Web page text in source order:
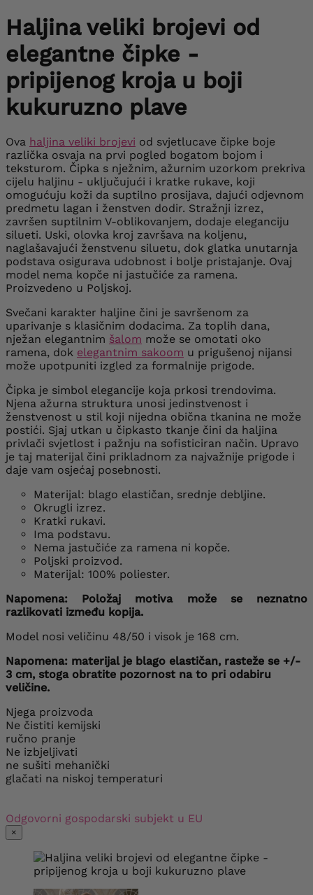
Haljina veliki brojevi od
elegantne čipke -
pripijenog kroja u boji
kukuruzno plave
Ova haljina veliki brojevi od svjetlucave čipke boje
različka osvaja na prvi pogled bogatom bojom i
teksturom. Čipka s nježnim, ažurnim uzorkom prekriva
cijelu haljinu - uključujući i kratke rukave, koji
omogućuju koži da suptilno prosijava, dajući odjevnom
predmetu lagan i ženstven dodir. Stražnji izrez,
završen suptilnim V-oblikovanjem, dodaje eleganciju
silueti. Uski, olovka kroj završava na koljenu,
naglašavajući ženstvenu siluetu, dok glatka unutarnja
podstava osigurava udobnost i bolje pristajanje. Ovaj
model nema kopče ni jastučiće za ramena.
Proizvedeno u Poljskoj.
Svečani karakter haljine čini je savršenom za
uparivanje s klasičnim dodacima. Za toplih dana,
nježan elegantnim šalom može se omotati oko
ramena, dok elegantnim sakoom u prigušenoj nijansi
može upotpuniti izgled za formalnije prigode.
Čipka je simbol elegancije koja prkosi trendovima.
Njena ažurna struktura unosi jedinstvenost i
ženstvenost u stil koji nijedna obična tkanina ne može
postići. Sjaj utkan u čipkasto tkanje čini da haljina
privlači svjetlost i pažnju na sofisticiran način. Upravo
je taj materijal čini prikladnom za najvažnije prigode i
daje vam osjećaj posebnosti.
Materijal: blago elastičan, srednje debljine.
Okrugli izrez.
Kratki rukavi.
Ima podstavu.
Nema jastučiće za ramena ni kopče.
Poljski proizvod.
Materijal: 100% poliester.
Napomena: Položaj motiva može se neznatno
razlikovati između kopija.
Model nosi veličinu 48/50 i visok je 168 cm.
Napomena: materijal je blago elastičan, rasteže se +/-
3 cm, stoga obratite pozornost na to pri odabiru
veličine.
Njega proizvoda
Ne čistiti kemijski
ručno pranje
Ne izbjeljivati
ne sušiti mehanički
glačati na niskoj temperaturi
Odgovorni gospodarski subjekt u EU
×